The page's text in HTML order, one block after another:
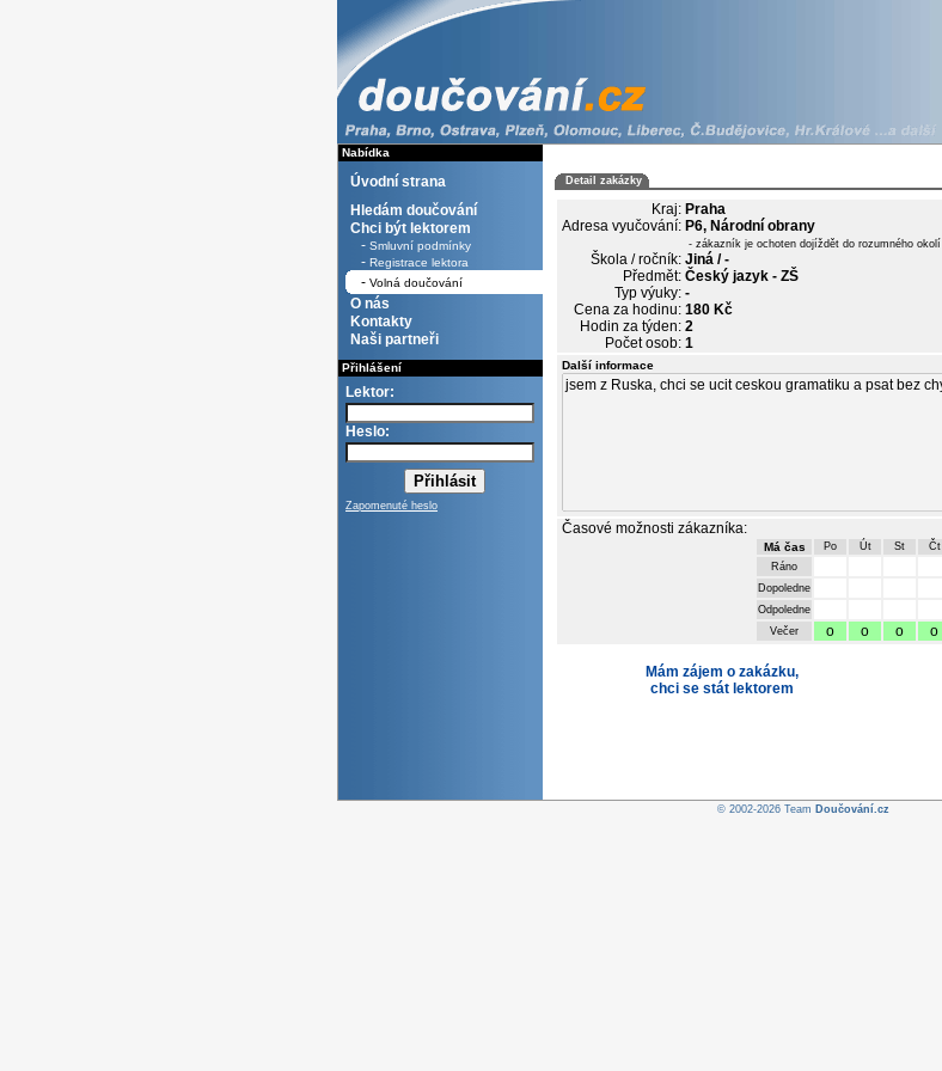
Nabídka
Úvodní strana
Hledám doučování
Chci být lektorem
- Smluvní podmínky
- Registrace lektora
- Volná doučování
O nás
Kontakty
Naši partneři
Přihlášení
Lektor:
Heslo:
Zapomenuté heslo
Detail zakázky
Kraj: Praha
Adresa vyučování: P6, Národní obrany
- zákazník je ochoten dojíždět do rozumného okolí
Škola / ročník: Jiná / -
Předmět: Český jazyk - ZŠ
Typ výuky: -
Cena za hodinu: 180 Kč
Hodin za týden: 2
Počet osob: 1
Další informace
Časové možnosti zákazníka:
Má čas Po Út St Čt
Ráno
Dopoledne
Odpoledne
Večer o o o o
Mám zájem o zakázku,
chci se stát lektorem
© 2002-2026 Team Doučování.cz